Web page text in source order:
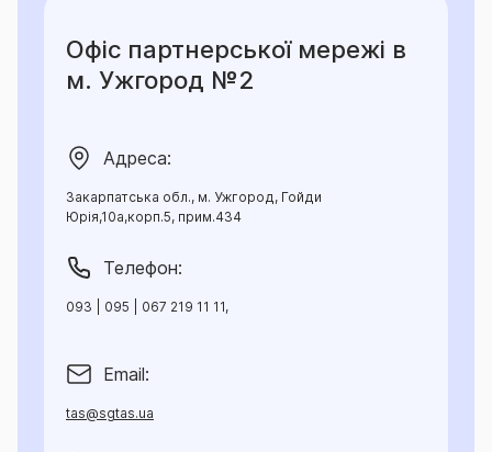
Офіс партнерської мережі в
м. Ужгород №2
Адреса:
Закарпатська обл., м. Ужгород, Гойди
Юрія,10а,корп.5, прим.434
Телефон:
093 | 095 | 067 219 11 11,
Email:
tas@sgtas.ua